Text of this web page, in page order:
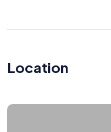
Location